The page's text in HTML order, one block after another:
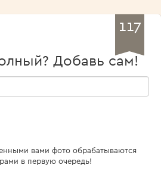
117
Добавь сам!
вами фото обрабатываются
в первую очередь!